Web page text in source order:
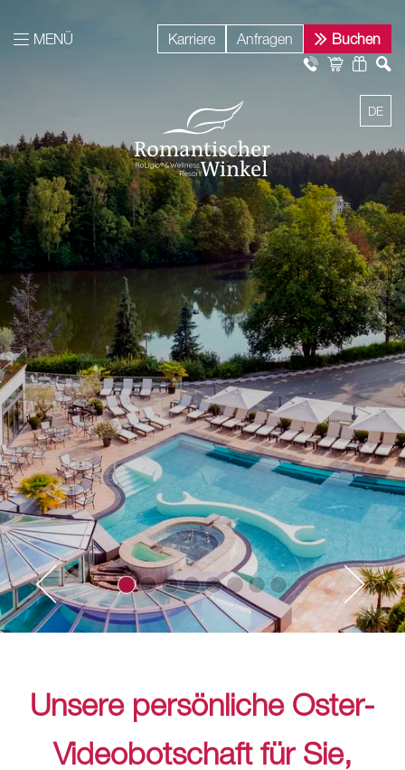
MENÜ
DE
Karriere Anfragen Buchen
Unsere persönliche Oster-
Videobotschaft für Sie,